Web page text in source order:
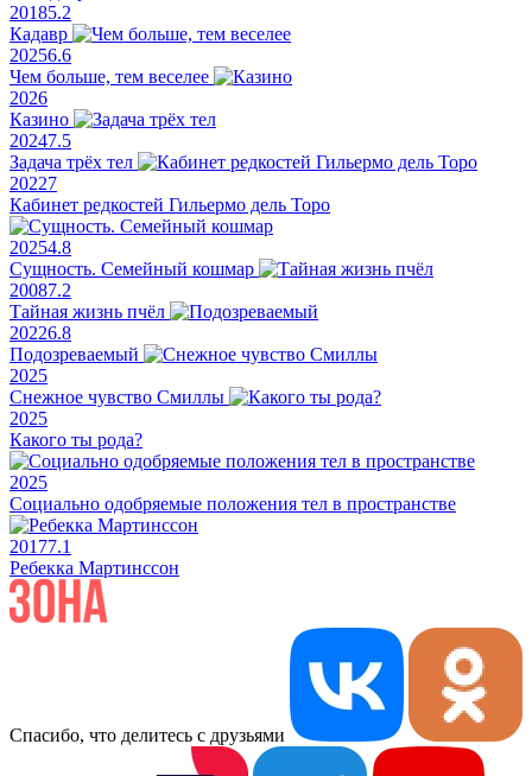
20185.2
Кадавр
20256.6
Чем больше, тем веселее
2026
Казино
20247.5
Задача трёх тел
20227
Кабинет редкостей Гильермо дель Торо
20254.8
Сущность. Семейный кошмар
20087.2
Тайная жизнь пчёл
20226.8
Подозреваемый
2025
Снежное чувство Смиллы
2025
Какого ты рода?
2025
Социально одобряемые положения тел в пространстве
20177.1
Ребекка Мартинссон
Спасибо, что делитесь с друзьями